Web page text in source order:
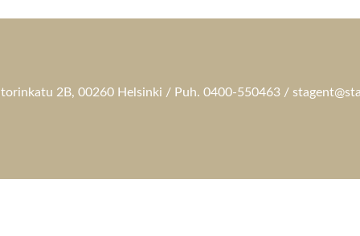
2B, 00260 Helsinki / Puh. 0400-550463 /